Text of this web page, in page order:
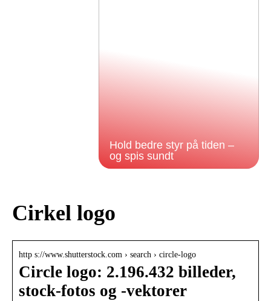
Hold bedre styr på tiden –
og spis sundt
Cirkel logo
http s://www.shutterstock.com › search › circle-logo
Circle logo: 2.196.432 billeder,
stock-fotos og -vektorer